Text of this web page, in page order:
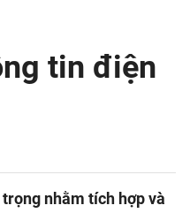
tin điện
nhằm tích hợp và